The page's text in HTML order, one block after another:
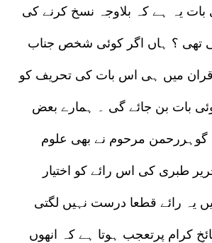
یہ ہے کہ بلاوجہ نسخ کرنے کی
تھی ؟ ہاں اگر کوئی شخص جناب
میں ہی اس بات کی تحریف کو
بات بن جائے گی ۔ ہمارے بعض
گوہررحمن مرحوم نے بھی علوم
طبری کی اس رائے کو اختیار
یہ رائے قطعا درست نہیں لگتی
کرام پرتعجب ہوتا ہے کہ انھوں